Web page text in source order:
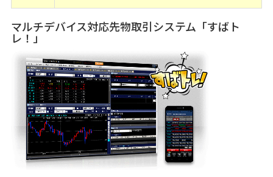
マルチデバイス対応先物取引システム「すばト
レ！」